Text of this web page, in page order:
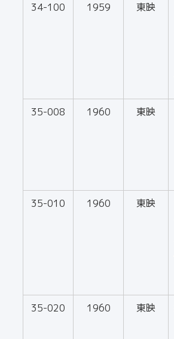
34-100 1959 東映
35-008 1960 東映
35-010 1960 東映
35-020 1960 東映